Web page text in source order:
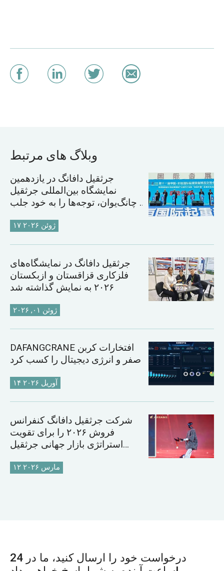
وبلاگ های مرتبط
جرثقیل دافانگ در یازدهمین
نمایشگاه بین‌المللی جرثقیل
چانگ‌یوان، توجه‌ها را به خود جلب
۱۷ ژوئن ۲۰۲۶
جرثقیل دافانگ در نمایشگاه‌های
فلزکاری قزاقستان و ازبکستان
۲۰۲۶ به نمایش گذاشته شد
ژوئن ۰۱, ۲۰۲۶
DAFANGCRANE افتخارات کربن
صفر و انرژی دیجیتال را کسب کرد
۱۴ آوریل ۲۰۲۶
شرکت جرثقیل دافانگ کنفرانس
فروش ۲۰۲۶ را برای تقویت
استراتژی بازار جهانی جرثقیل
۱۲ مارس ۲۰۲۶
درخواست خود را ارسال کنید، ما در 24